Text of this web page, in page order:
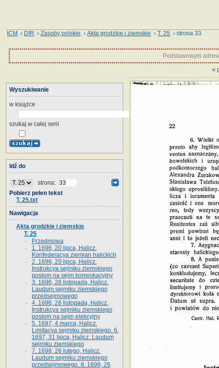
ICM › DIR ›Zasoby polskie ›Akta grodzkie i ziemskie ›T. 25 › strona 33
Podstawowym
«
Wyszukiwanie
w książce
szukaj w całej serii
Idź do
strona:
Pobierz pełen tekst
T. 25.txt
Nawigacja
Akta grodzkie i ziemskie
T. 25
Przedmowa
1. 1696, 20 lipca, Halicz.
Konfederacya ziemian halickich
2. 1696, 20 lipca, Halicz.
Instrukcya sejmiku ziemskiego
posłom na sejm konwokacyjny
3. 1696, 26 listopada, Halicz.
Laudum sejmiku ziemskiego
przedsejmowego
4. 1696, 26 listopada, Halicz.
Instrukcya sejmiku ziemskiego
posłom na sejm elekcyjny
5. 1697, 4 marca, Halicz.
Limitacya sejmiku ziemskiego. 6.
1697, 31 lipca, Halicz. Laudum
sejmiku ziemskiego
7. 1698, 26 lutego, Halicz.
Laudum sejmiku ziemskiego
przedsejmowego. 8. 1698, 26